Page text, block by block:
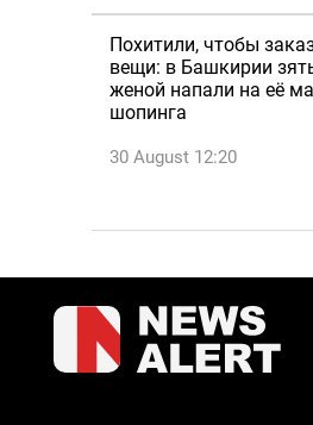
Похитили, чтобы
вещи: в Башкирии
женой напали на её
шопинга
30 August 12:20